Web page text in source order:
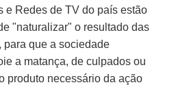
e Redes de TV do país estão
"naturalizar" o resultado das
que a sociedade
a matança, de culpados ou
produto necessário da ação